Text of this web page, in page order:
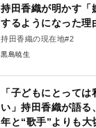
持田香織が明かす「
するようになった理
持田香織の現在地#2
黒島暁生
「子どもにとって
い」持田香織が語る
年と“歌手”よりも大